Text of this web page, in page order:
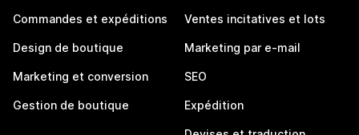
Commandes et expéditions
Design de boutique
Marketing et conversion
Gestion de boutique
Ventes incitatives et lots
Marketing par e-mail
SEO
Expédition